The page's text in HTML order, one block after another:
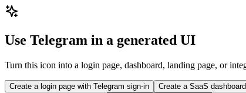
Use Telegram in a generated UI
Turn this icon into a login page, dashboard, landing page, or
Create a login page with Telegram sign-in Create a SaaS